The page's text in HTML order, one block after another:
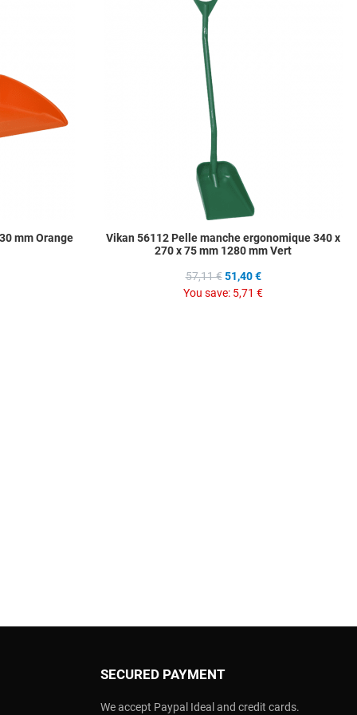
mm Orange
Vikan 56112 Pelle manche ergonomique 340 x
270 x 75 mm 1280 mm Vert
57,11 € 51,40 €
You save: 5,71 €
SECURED PAYMENT
We accept Paypal Ideal and credit cards.